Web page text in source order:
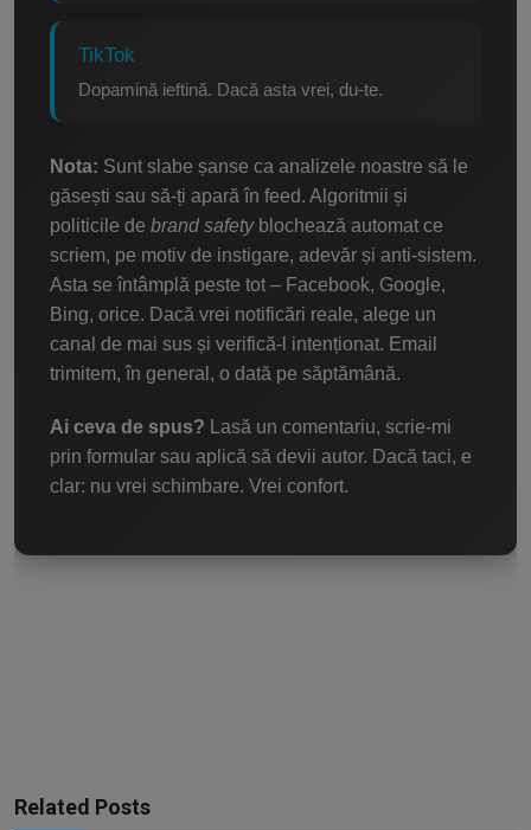
TikTok
Dopamină ieftină. Dacă asta vrei, du-te.
Nota: Sunt slabe șanse ca analizele noastre să le
găsești sau să-ți apară în feed. Algoritmii și
politicile de brand safetyblochează automat ce
scriem, pe motiv de instigare, adevăr și anti-sistem.
Asta se întâmplă peste tot – Facebook, Google,
Bing, orice. Dacă vrei notificări reale, alege un
canal de mai sus și verifică-l intenționat. Email
trimitem, în general, o dată pe săptămână.
Ai ceva de spus? Lasă un comentariu, scrie-mi
prin formular sau aplică să devii autor. Dacă taci, e
clar: nu vrei schimbare. Vrei confort.
Related Posts